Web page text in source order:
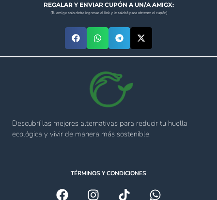
REGALAR Y ENVIAR CUPÓN A UN/A AMIGX:
(Tu amigx solo debe ingresar al link y le saldrá para obtener el cupón)
Descubrí las mejores alternativas para reducir tu huella
ecológica y vivir de manera más sostenible.
TÉRMINOS Y CONDICIONES